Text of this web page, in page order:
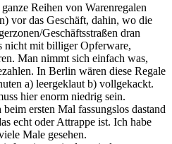
Reihen von Warenregalen
vor das Geschäft, dahin, wo die
Geschäftsstraßen dran
nicht mit billiger Opferware,
Man nimmt sich einfach was,
In Berlin wären diese Regale
a) leergeklaut b) vollgekackt.
hier enorm niedrig sein.
ersten Mal fassungslos dastand
echt oder Attrappe ist. Ich habe
Male gesehen.